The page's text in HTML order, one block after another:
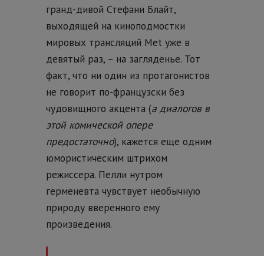
гранд-дивой Стефани Блайт,
выходящей на киноподмостки
мировых трансляций Met уже в
девятый раз, – на загляденье. Тот
факт, что ни один из протагонистов
не говорит по-французски без
чудовищного акцента (а диалогов в
этой комической опере
предостаточно), кажется еще одним
юмористическим штрихом
режиссера. Пелли нутром
герменевта чувствует необычную
природу вверенного ему
произведения.